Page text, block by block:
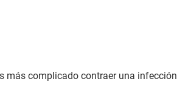
más complicado contraer una infección